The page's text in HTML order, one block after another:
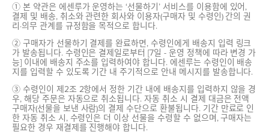
① 본 약관은 에센루가 운영하는 ‘선물하기’ 서비스를 이용함에 있어,
결제 및 배송, 취소와 관련한 회사와 이용자(구매자 및 수령인) 간의 권
리·의무 관계를 규정함을 목적으로 합니다.
② 구매자가 선물하기 결제를 완료하면, 수령인에게 배송지 입력 링크
가 발송됩니다. 수령인은 결제일로부터 [7일 - 운영 정책에 따라 변경 가
능] 이내에 배송지 주소를 입력하여야 합니다. 에센루는 수령인이 배송
지를 입력할 수 있도록 기간 내 주기적으로 안내 메시지를 발송합니다.
③ 수령인이 제2조 2항에서 정한 기간 내에 배송지를 입력하지 않을 경
우, 해당 주문은 자동으로 취소됩니다. 자동 취소 시 결제 대금은 전액
구매자(선물을 보낸 사람)의 결제 수단으로 환불됩니다. 기간 만료로 인
한 자동 취소 시, 수령인은 더 이상 선물을 수령할 수 없으며, 구매자는
필요한 경우 재결제를 진행해야 합니다.